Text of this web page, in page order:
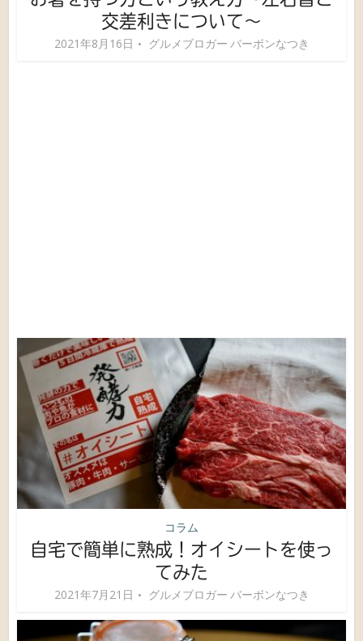
交差利きについて〜
2021年8月16日 グルメブロガー バーボンなつき
コラム
自宅で簡単に熟成！オイシートを使っ
てみた
2021年7月21日 グルメブロガー バーボンなつき